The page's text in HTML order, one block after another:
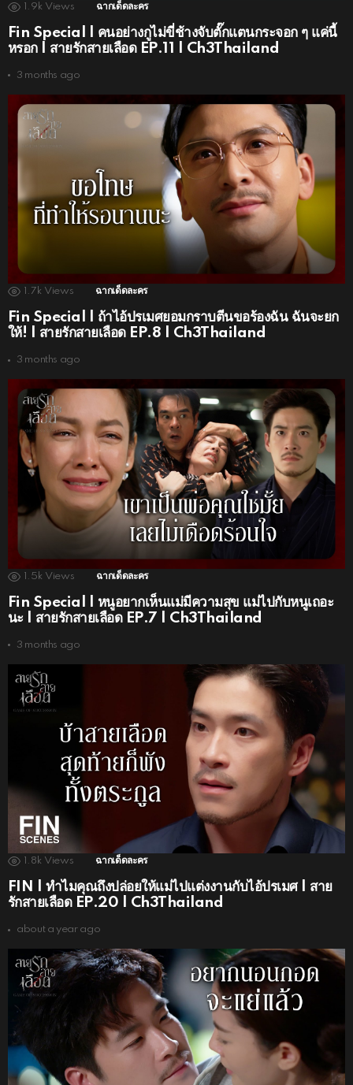
1.9k Views ฉากเด็ดละคร
Fin Special | คนอย่างกูไม่ขี่ช้างจับตั๊กแตนกระจอก ๆ แค่นี้
หรอก | สายรักสายเลือด EP.11 | Ch3Thailand
3 months ago
1.7k Views ฉากเด็ดละคร
Fin Special | ถ้าไอ้ปรเมศยอมกราบตีนขอร้องฉัน ฉันจะยก
ให้! | สายรักสายเลือด EP.8 | Ch3Thailand
3 months ago
1.5k Views ฉากเด็ดละคร
Fin Special | หนูอยากเห็นแม่มีความสุข แม่ไปกับหนูเถอะ
นะ | สายรักสายเลือด EP.7 | Ch3Thailand
3 months ago
1.8k Views ฉากเด็ดละคร
FIN | ทำไมคุณถึงปล่อยให้แม่ไปแต่งงานกับไอ้ปรเมศ | สาย
รักสายเลือด EP.20 | Ch3Thailand
about a year ago